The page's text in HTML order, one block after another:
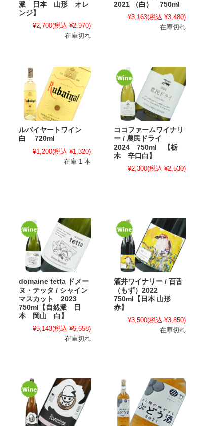
派 日本 山形 オレ
ンジ】
¥2,700(税込 ¥2,970)
在庫切れ
2021 （白） 750ml
¥3,163(税込 ¥3,480)
在庫切れ
ルバイヤートワイン
白 720ml
¥1,200(税込 ¥1,320)
在庫 1 本
ココファームワイナリ
ー / 農民ドライ
2024 750ml 【栃
木 辛口白】
¥2,300(税込 ¥2,530)
domaine tetta ドメー
ヌ・テッタ / シャイン
マスカット 2023
750ml【自然派 日
本 岡山 白】
¥5,143(税込 ¥5,658)
在庫切れ
酒井ワイナリー / 百舌
（もず）2022
750ml【日本 山形
赤】
¥3,500(税込 ¥3,850)
在庫切れ